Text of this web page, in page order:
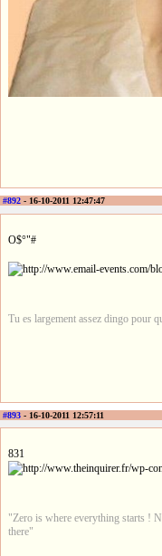
#892 - 16-10-2011 12:47:47
O$°"#
Tu es largement assez dingo pour
#893 - 16-10-2011 12:57:11
831
"Zero is where everything starts !
there"